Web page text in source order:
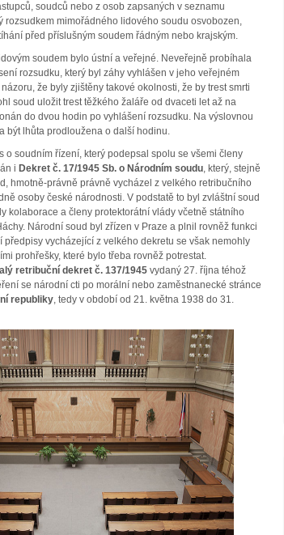
soudců nebo z osob zapsaných v seznamu
rozsudkem mimořádného lidového soudu osvobozen,
před příslušným soudem řádným nebo krajským.
soudem bylo ústní a veřejné. Neveřejně probíhala
rozsudku, který byl záhy vyhlášen v jeho veřejném
že byly zjištěny takové okolnosti, že by trest smrti
soud uložit trest těžkého žaláře od dvaceti let až na
do dvou hodin po vyhlášení rozsudku. Na výslovnou
být lhůta prodloužena o další hodinu.
o soudním řízení, který podepsal spolu se všemi členy
i Dekret č. 17/1945 Sb. o Národním soudu, který, stejně
hmotně-právně právně vycházel z velkého retribučního
osoby české národnosti. V podstatě to byl zvláštní soud
kolaborace a členy protektorátní vlády včetně státního
Národní soud byl zřízen v Praze a plnil rovněž funkci
předpisy vycházející z velkého dekretu se však nemohly
prohřešky, které bylo třeba rovněž potrestat.
retribuční dekret č. 137/1945vydaný 27. října téhož
se národní cti po morální nebo zaměstnanecké stránce
republiky, tedy v období od 21. května 1938 do 31.